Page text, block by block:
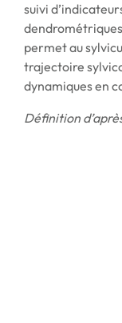
suivi
permet au
trajectoire
dynamiques en
Définition